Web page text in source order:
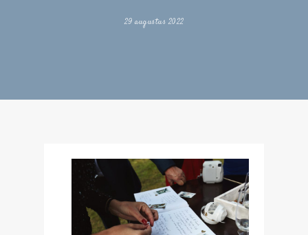
29 augustus 2022